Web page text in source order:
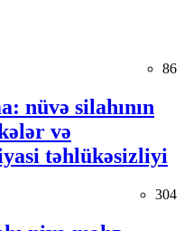
86
nüvə silahının
və
təhlükəsizliyi
304